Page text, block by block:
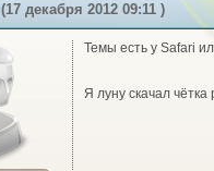
(17 декабря 2012 09:11 )
Темы есть у Safari
Я луну скачал